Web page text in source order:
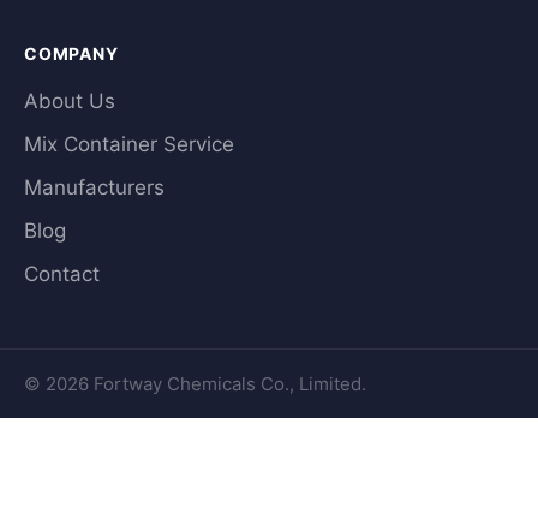
COMPANY
About Us
Mix Container Service
Manufacturers
Blog
Contact
© 2026 Fortway Chemicals Co., Limited.